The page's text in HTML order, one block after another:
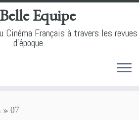
Equipe
Cinéma Français à travers les revues
d'époque
» 07